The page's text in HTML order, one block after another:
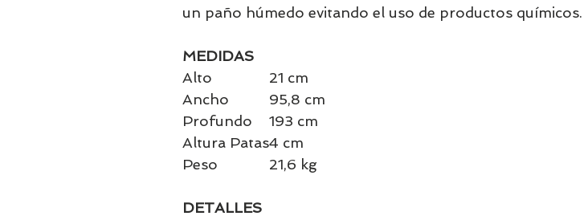
un paño húmedo evitando el uso de productos químicos.
MEDIDAS
Alto
21 cm
Ancho
95,8 cm
Profundo
193 cm
Altura Patas4 cm
Peso
21,6 kg
DETALLES